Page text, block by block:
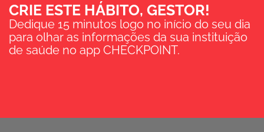
CRIE ESTE HÁBITO, GESTOR!
Dedique 15 minutos logo no início do seu dia
para olhar as informações da sua instituição
de saúde no app CHECKPOINT.